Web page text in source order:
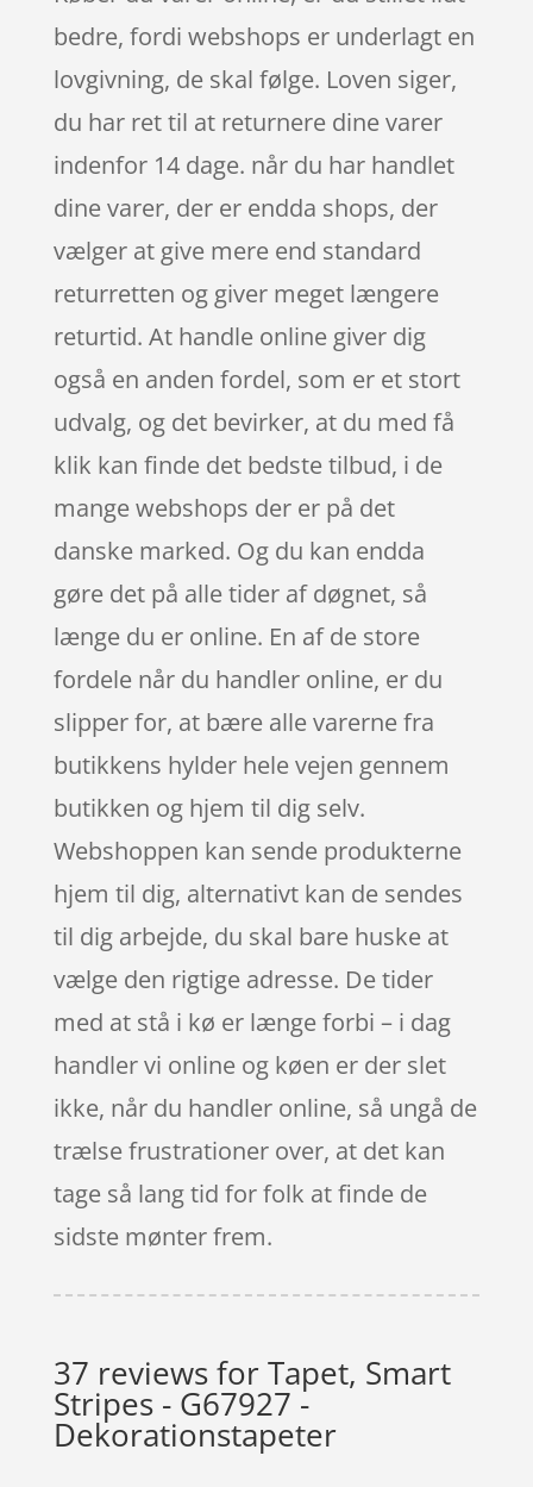
bedre, fordi webshops er underlagt en
lovgivning, de skal følge. Loven siger,
du har ret til at returnere dine varer
indenfor 14 dage. når du har handlet
dine varer, der er endda shops, der
vælger at give mere end standard
returretten og giver meget længere
returtid. At handle online giver dig
også en anden fordel, som er et stort
udvalg, og det bevirker, at du med få
klik kan finde det bedste tilbud, i de
mange webshops der er på det
danske marked. Og du kan endda
gøre det på alle tider af døgnet, så
længe du er online. En af de store
fordele når du handler online, er du
slipper for, at bære alle varerne fra
butikkens hylder hele vejen gennem
butikken og hjem til dig selv.
Webshoppen kan sende produkterne
hjem til dig, alternativt kan de sendes
til dig arbejde, du skal bare huske at
vælge den rigtige adresse. De tider
med at stå i kø er længe forbi – i dag
handler vi online og køen er der slet
ikke, når du handler online, så ungå de
trælse frustrationer over, at det kan
tage så lang tid for folk at finde de
sidste mønter frem.
37 reviews forTapet, Smart
Stripes - G67927 -
Dekorationstapeter